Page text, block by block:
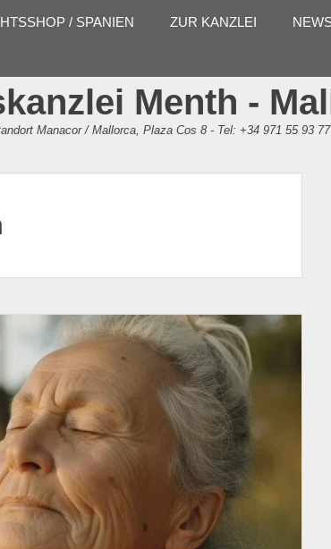
/ SPANIEN ZUR KANZLEI
Menth -
Manacor / Mallorca, Plaza Cos 8 - Tel: +34 971 55 93 77